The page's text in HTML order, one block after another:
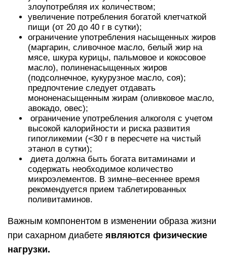
злоупотребляя их количеством;
увеличение потребления богатой клетчаткой
пищи (от 20 до 40 г в сутки);
ограничение употребления насыщенных жиров
(маргарин, сливочное масло, белый жир на
мясе, шкура курицы, пальмовое и кокосовое
масло), полиненасыщенных жиров
(подсолнечное, кукурузное масло, соя);
предпочтение следует отдавать
мононенасыщенным жирам (оливковое масло,
авокадо, овес);
ограничение употребления алкоголя с учетом
высокой калорийности и риска развития
гипогликемии (<30 г в пересчете на чистый
этанол в сутки);
диета должна быть богата витаминами и
содержать необходимое количество
микроэлементов. В зимне–весеннее время
рекомендуется прием таблетированных
поливитаминов.
Важным компонентом в изменении образа жизни
при сахарном диабете являются физические
нагрузки.